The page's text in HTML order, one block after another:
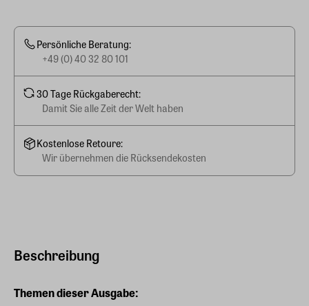
Beschreibung
Themen dieser Ausgabe:
Persönliche Beratung:
+49 (0) 40 32 80 101
30 Tage Rückgaberecht:
Damit Sie alle Zeit der Welt haben
Kostenlose Retoure:
Wir übernehmen die Rücksendekosten